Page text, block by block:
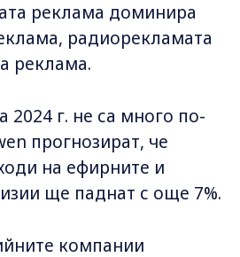
реклама доминира
радиорекламата
реклама.
2024 г. не са много по-
прогнозират, че
на ефирните и
ще паднат с още 7%.
компании